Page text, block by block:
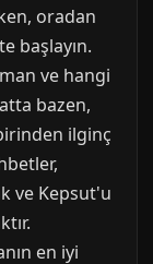
oradan
başlayın.
ve hangi
bazen,
ilginç
ve Kepsut'u
en iyi